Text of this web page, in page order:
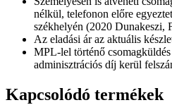
nélkül, telefonon előre
székhelyén (2020 Dunakeszi,
Az eladási ár az aktuális
MPL-lel történő
adminisztrációs díj kerül
Kapcsolódó termékek